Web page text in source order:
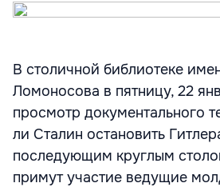
В столичной библиотеке
Ломоносова в пятницу, 22
просмотр документального
ли Сталин остановить
последующим круглым
примут участие ведущие